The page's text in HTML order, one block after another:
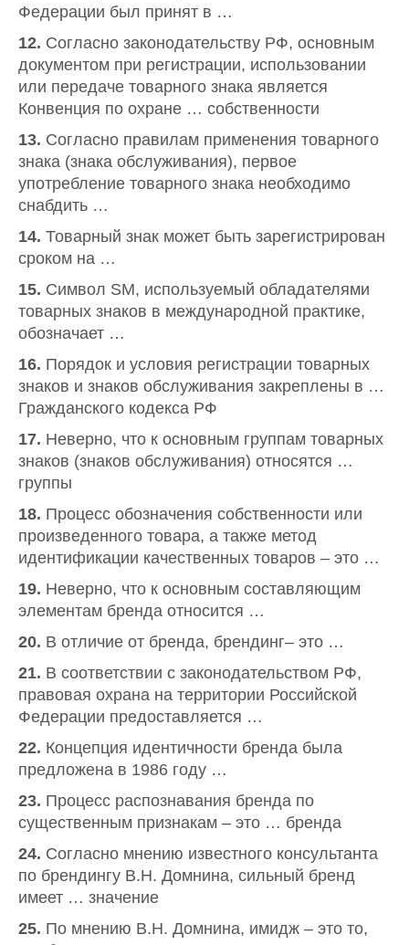
Федерации был принят в …
12. Согласно законодательству РФ, основным
документом при регистрации, использовании
или передаче товарного знака является
Конвенция по охране … собственности
13. Согласно правилам применения товарного
знака (знака обслуживания), первое
употребление товарного знака необходимо
снабдить …
14. Товарный знак может быть зарегистрирован
сроком на …
15. Символ SM, используемый обладателями
товарных знаков в международной практике,
обозначает …
16. Порядок и условия регистрации товарных
знаков и знаков обслуживания закреплены в …
Гражданского кодекса РФ
17. Неверно, что к основным группам товарных
знаков (знаков обслуживания) относятся …
группы
18. Процесс обозначения собственности или
произведенного товара, а также метод
идентификации качественных товаров – это …
19. Неверно, что к основным составляющим
элементам бренда относится …
20. В отличие от бренда, брендинг– это …
21. В соответствии с законодательством РФ,
правовая охрана на территории Российской
Федерации предоставляется …
22. Концепция идентичности бренда была
предложена в 1986 году …
23. Процесс распознавания бренда по
существенным признакам – это … бренда
24. Согласно мнению известного консультанта
по брендингу В.Н. Домнина, сильный бренд
имеет … значение
25. По мнению В.Н. Домнина, имидж – это то,